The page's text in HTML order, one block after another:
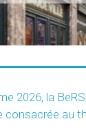
2026, la
consacrée